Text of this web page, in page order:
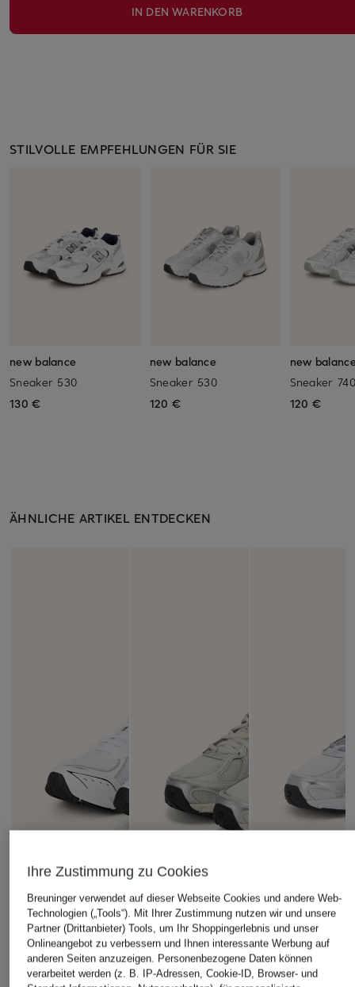
IN DEN WARENKORB
STILVOLLE EMPFEHLUNGEN FÜR SIE
new balance
Sneaker 530
130 €
new balance
Sneaker 530
120 €
new
Sneaker 740
120 €
ÄHNLICHE ARTIKEL ENTDECKEN
Ihre Zustimmung zu Cookies
Breuninger verwendet auf dieser Webseite Cookies und andere Web-
Technologien („Tools“). Mit Ihrer Zustimmung nutzen wir und unsere
Partner (Drittanbieter) Tools, um Ihr Shoppingerlebnis und unser
Onlineangebot zu verbessern und Ihnen interessante Werbung auf
anderen Seiten anzuzeigen. Personenbezogene Daten können
verarbeitet werden (z. B. IP-Adressen, Cookie-ID, Browser- und